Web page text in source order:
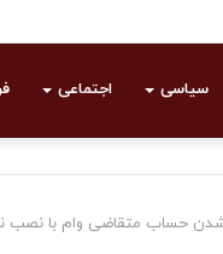
سیاسی اجتماعی
حساب متقاضی وام با نصب